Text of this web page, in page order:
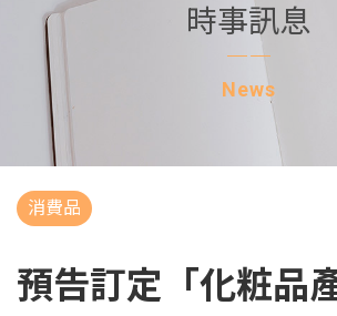
時事訊息
News
消費品
預告訂定「化粧品